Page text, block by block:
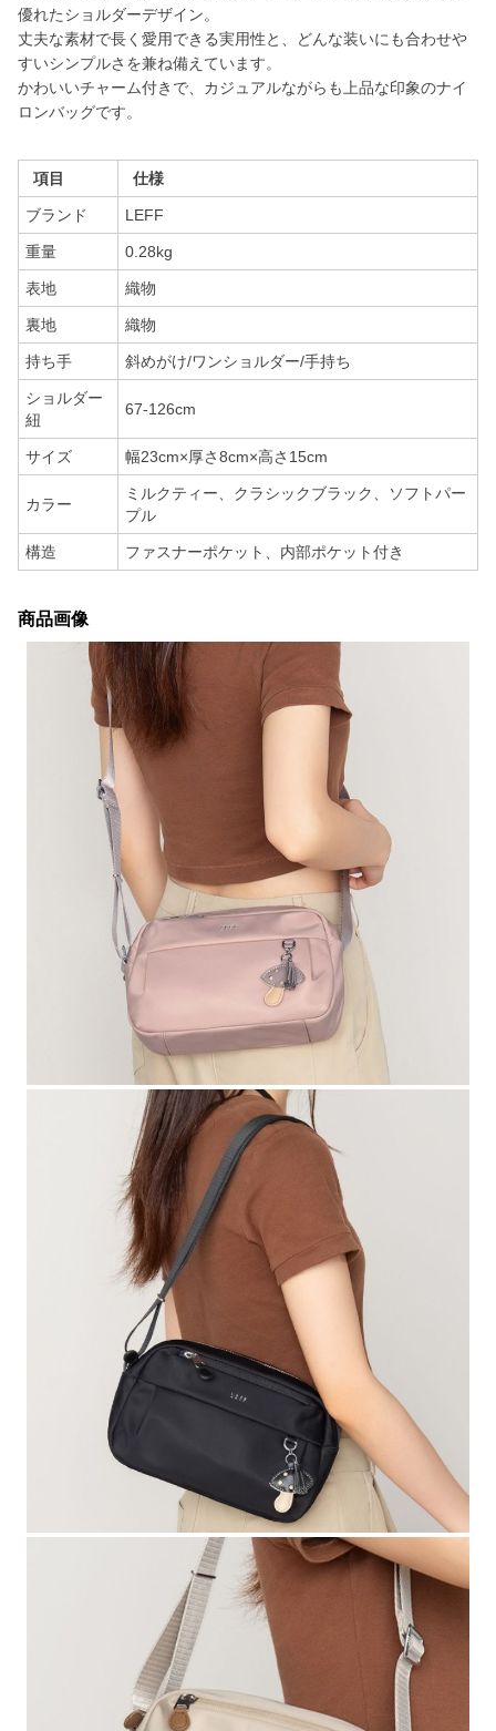
優れたショルダーデザイン。
丈夫な素材で長く愛用できる実用性と、どんな装いにも合わせや
すいシンプルさを兼ね備えています。
かわいいチャーム付きで、カジュアルながらも上品な印象のナイ
ロンバッグです。
項目 仕様
ブランド LEFF
重量 0.28kg
表地 織物
裏地 織物
持ち手 斜めがけ/ワンショルダー/手持ち
ショルダー
紐
67-126cm
サイズ 幅23cm×厚さ8cm×高さ15cm
カラー
ミルクティー、クラシックブラック、ソフトパー
プル
構造 ファスナーポケット、内部ポケット付き
商品画像